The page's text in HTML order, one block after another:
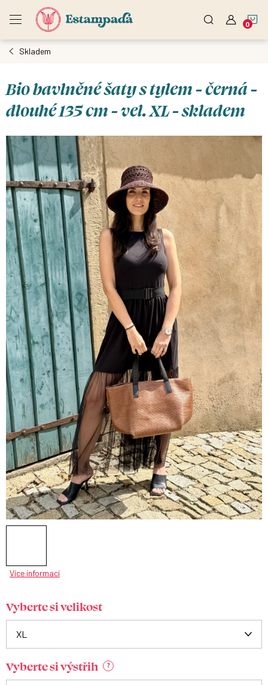
Skladem
Bio bavlněné šaty s tylem - černá -
dlouhé 135 cm - vel. XL - skladem
Více informací
Vyberte si velikost
Vyberte si výstřih ?